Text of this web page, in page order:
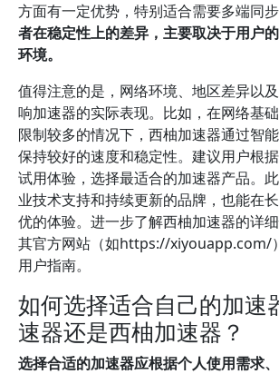
方面有一定优势，特别适合需要多端同步
者在稳定性上的差异，主要取决于用户
环境。
值得注意的是，网络环境、地区差异以
响加速器的实际表现。比如，在网络基
限制较多的情况下，西柚加速器通过智
保持较好的速度和稳定性。建议用户根
试用体验，选择最适合的加速器产品。
业技术支持和持续更新的品牌，也能在
优的体验。进一步了解西柚加速器的详
其官方网站（如https://xiyouapp.com/
用户指南。
如何选择适合自己的加速
速器还是西柚加速器？
选择合适的加速器应根据个人使用需求